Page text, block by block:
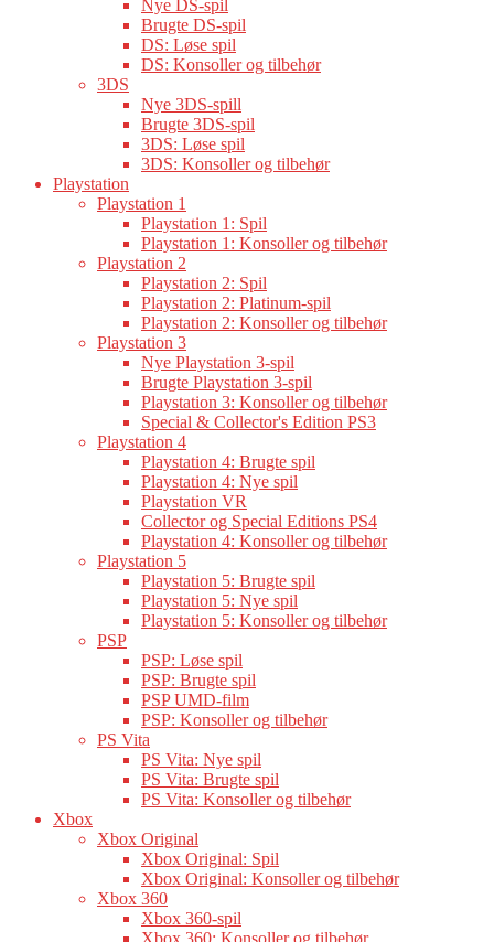
Nye DS-spil
Brugte DS-spil
DS: Løse spil
DS: Konsoller og tilbehør
3DS
Nye 3DS-spill
Brugte 3DS-spil
3DS: Løse spil
3DS: Konsoller og tilbehør
Playstation
Playstation 1
Playstation 1: Spil
Playstation 1: Konsoller og tilbehør
Playstation 2
Playstation 2: Spil
Playstation 2: Platinum-spil
Playstation 2: Konsoller og tilbehør
Playstation 3
Nye Playstation 3-spil
Brugte Playstation 3-spil
Playstation 3: Konsoller og tilbehør
Special & Collector's Edition PS3
Playstation 4
Playstation 4: Brugte spil
Playstation 4: Nye spil
Playstation VR
Collector og Special Editions PS4
Playstation 4: Konsoller og tilbehør
Playstation 5
Playstation 5: Brugte spil
Playstation 5: Nye spil
Playstation 5: Konsoller og tilbehør
PSP
PSP: Løse spil
PSP: Brugte spil
PSP UMD-film
PSP: Konsoller og tilbehør
PS Vita
PS Vita: Nye spil
PS Vita: Brugte spil
PS Vita: Konsoller og tilbehør
Xbox
Xbox Original
Xbox Original: Spil
Xbox Original: Konsoller og tilbehør
Xbox 360
Xbox 360-spil